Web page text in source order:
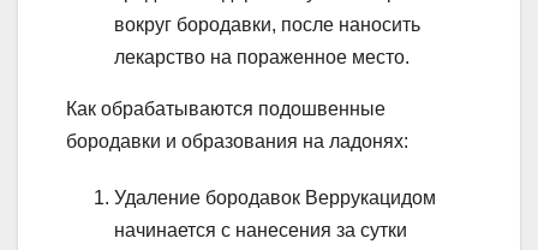
вокруг бородавки, после наносить
лекарство на пораженное место.
Как обрабатываются подошвенные
бородавки и образования на ладонях:
Удаление бородавок Веррукацидом
начинается с нанесения за сутки